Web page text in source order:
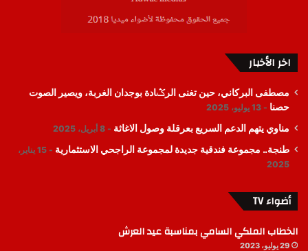
اخر الأخبار
مصطفى البركاني، حين تغنى الرݣادة بوجدان الغربة، ويصير الصوت
حصنا
13 يوليو، 2025
مناوي يتهم الدعم السريع بعرقلة وصول الاغاثة 8 أبريل، 2025
طنجة.. مجموعة فندقية جديدة لمجموعة الراجحي الاستثمارية
15 يناير،
2025
أضواء TV
الخطاب الملكي السامي بمناسبة عيد العرش
29 يوليو، 2023